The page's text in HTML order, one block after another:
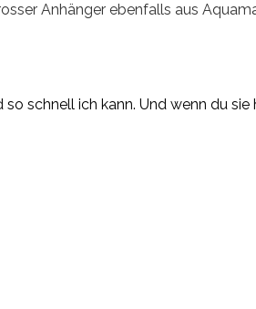
Anhänger ebenfalls aus
schnell ich kann. Und wenn du